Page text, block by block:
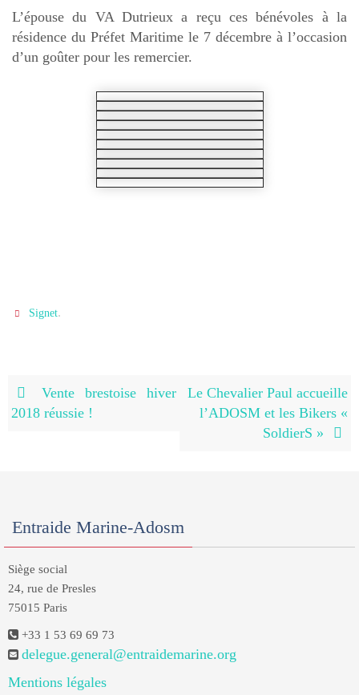
L’épouse du VA Dutrieux a reçu ces bénévoles à la
résidence du Préfet Maritime le 7 décembre à l’occasion
d’un goûter pour les remercier.
Signet.
Vente brestoise hiver
2018 réussie !
Le Chevalier Paul accueille
l’ADOSM et les Bikers «
SoldierS »
Entraide Marine-Adosm
Siège social
24, rue de Presles
75015 Paris
+33 1 53 69 69 73
delegue.general@entraidemarine.org
Mentions légales